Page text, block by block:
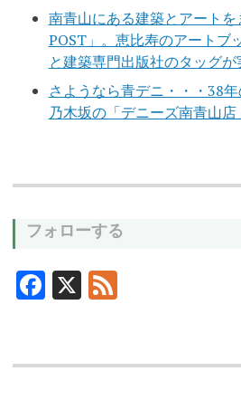
南青山にある建築とアート
POST」。恵比寿のアートブ
と建築専門出版社のタッグが
さようなら青デニ・・・38
乃木坂の「デニーズ南青山
フォローする
F
b
X F